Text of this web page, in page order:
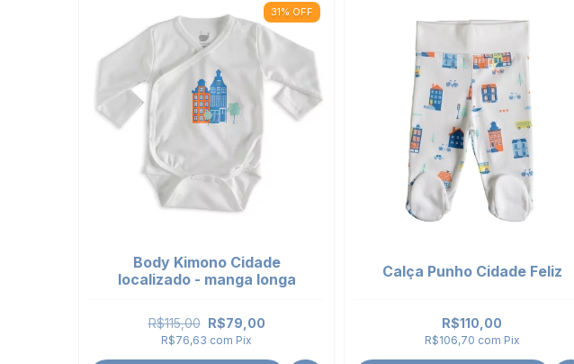
31% OFF
Body Kimono Cidade
localizado - manga longa
R$115,00 R$79,00
R$76,63 com Pix
Calça Punho Cidade Feliz
R$110,00
R$106,70 com Pix